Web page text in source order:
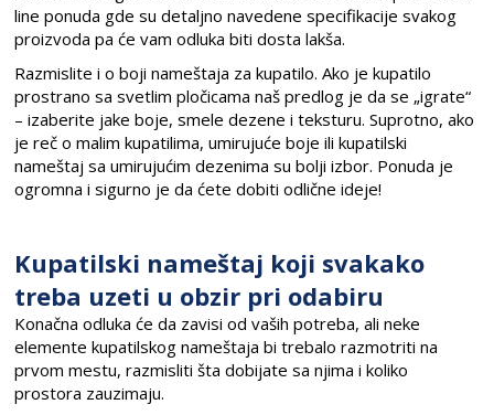
line ponuda gde su detaljno navedene specifikacije svakog
proizvoda pa će vam odluka biti dosta lakša.
Razmislite i o boji nameštaja za kupatilo. Ako je kupatilo
prostrano sa svetlim pločicama naš predlog je da se „igrate“
– izaberite jake boje, smele dezene i teksturu. Suprotno, ako
je reč o malim kupatilima, umirujuće boje ili kupatilski
nameštaj sa umirujućim dezenima su bolji izbor. Ponuda je
ogromna i sigurno je da ćete dobiti odlične ideje!
Kupatilski nameštaj koji svakako
treba uzeti u obzir pri odabiru
Konačna odluka će da zavisi od vaših potreba, ali neke
elemente kupatilskog nameštaja bi trebalo razmotriti na
prvom mestu, razmisliti šta dobijate sa njima i koliko
prostora zauzimaju.